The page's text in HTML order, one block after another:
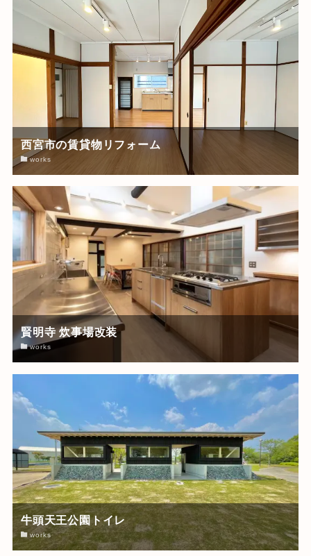
西宮市の賃貸物リフォーム
works
賢明寺 炊事場改装
works
牛頭天王公園トイレ
works